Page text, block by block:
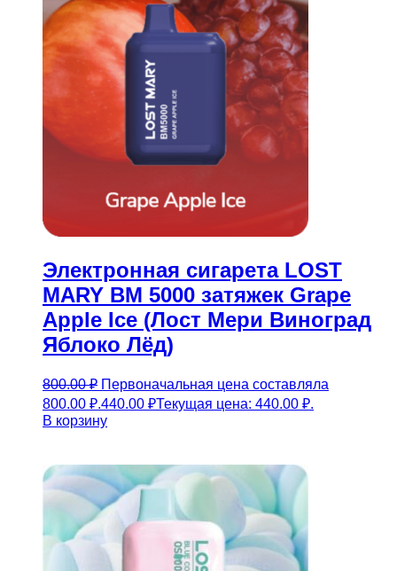
Электронная сигарета LOST
MARY BM 5000 затяжек Grape
Apple Ice (Лост Мери Виноград
Яблоко Лёд)
800.00₽ Первоначальная цена составляла
800.00 ₽.440.00 ₽Текущая цена: 440.00 ₽.
В корзину